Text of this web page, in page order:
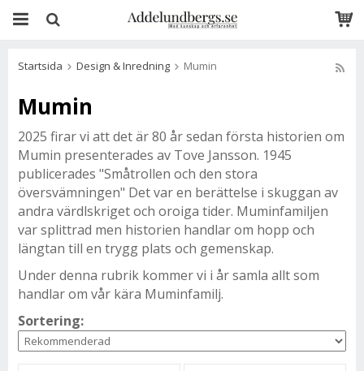
Startsida Design & Inredning Mumin
Mumin
2025 firar vi att det är 80 år sedan första historien om
Mumin presenterades av Tove Jansson. 1945
publicerades "Småtrollen och den stora
översvämningen" Det var en berättelse i skuggan av
andra värdlskriget och oroiga tider. Muminfamiljen
var splittrad men historien handlar om hopp och
längtan till en trygg plats och gemenskap.
Under denna rubrik kommer vi i år samla allt som
handlar om vår kära Muminfamilj.
Sortering: